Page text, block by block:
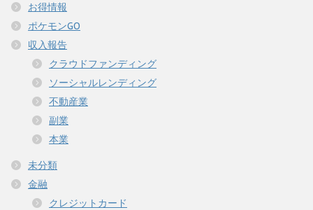
お得情報
ポケモンGO
収入報告
クラウドファンディング
ソーシャルレンディング
不動産業
副業
本業
未分類
金融
クレジットカード